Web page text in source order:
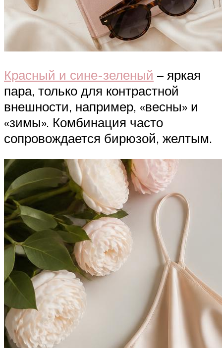
Красный и сине-зеленый – яркая
пара, только для контрастной
внешности, например, «весны» и
«зимы». Комбинация часто
сопровождается бирюзой, желтым.